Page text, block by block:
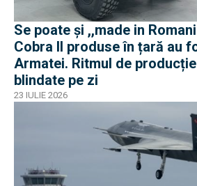
Se poate și ,,made in
Cobra II produse în țară au
Armatei. Ritmul de
blindate pe zi
23 IULIE 2026